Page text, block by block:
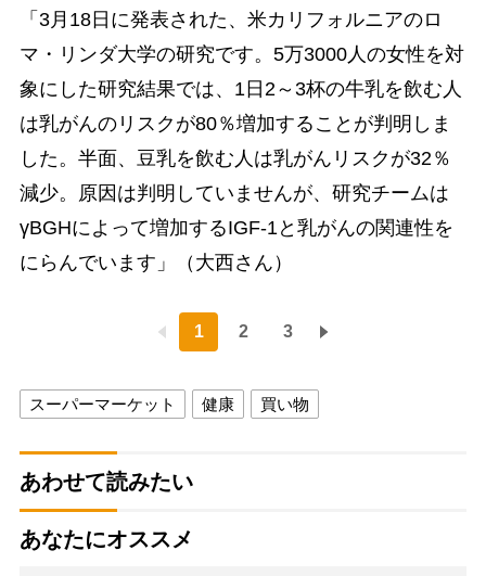
「3月18日に発表された、米カリフォルニアのロ
マ・リンダ大学の研究です。5万3000人の女性を対
象にした研究結果では、1日2～3杯の牛乳を飲む人
は乳がんのリスクが80％増加することが判明しま
した。半面、豆乳を飲む人は乳がんリスクが32％
減少。原因は判明していませんが、研究チームは
γBGHによって増加するIGF-1と乳がんの関連性を
にらんでいます」（大西さん）
1 2 3
スーパーマーケット 健康 買い物
あわせて読みたい
あなたにオススメ